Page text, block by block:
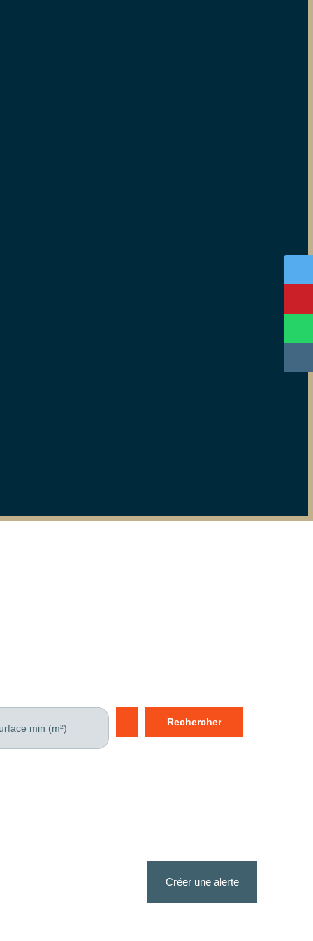
min (m²)
Rechercher
Créer une alerte